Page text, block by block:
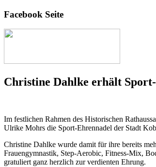
Facebook Seite
Christine Dahlke erhält
Im festlichen Rahmen des Historischen
Ulrike Mohrs die Sport-Ehrennadel der Stadt
Christine Dahlke wurde damit für ihre bereits
Frauengymnastik, Step-Aerobic, Fitness-Mix,
gratuliert ganz herzlich zur verdienten Ehrung.